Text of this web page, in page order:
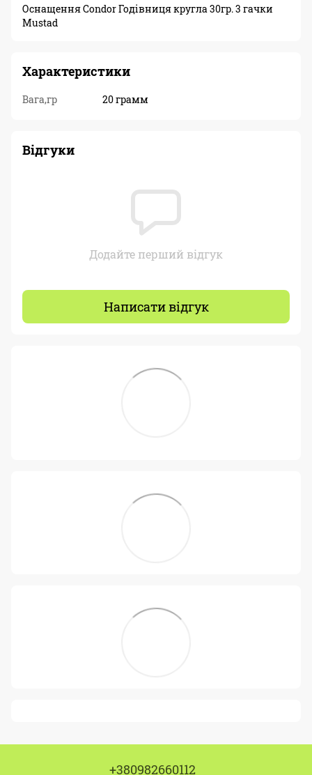
Оснащення Condor Годівниця кругла 30гр. 3 гачки
Mustad
Характеристики
Вага,гр 20 грамм
Відгуки
Додайте перший відгук
Написати відгук
+380982660112